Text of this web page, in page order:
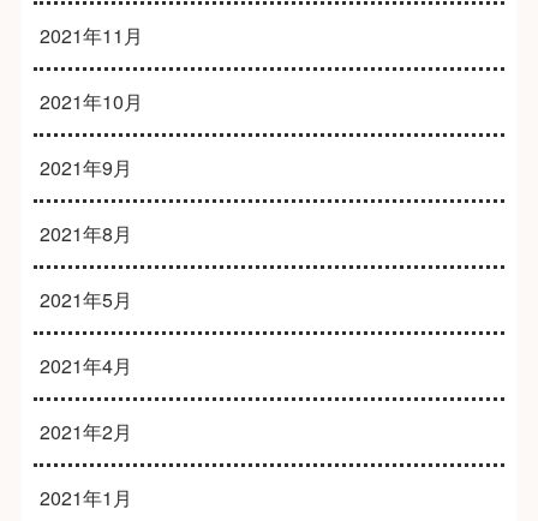
2021年11月
2021年10月
2021年9月
2021年8月
2021年5月
2021年4月
2021年2月
2021年1月